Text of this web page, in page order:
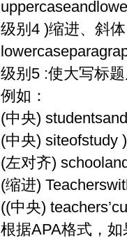
级别4 )缩进、斜
级别5 :使大写标
例如：
(中央)
(中央) siteofstudy
(左对齐)
(缩进)
((中央)
根据APA格式，